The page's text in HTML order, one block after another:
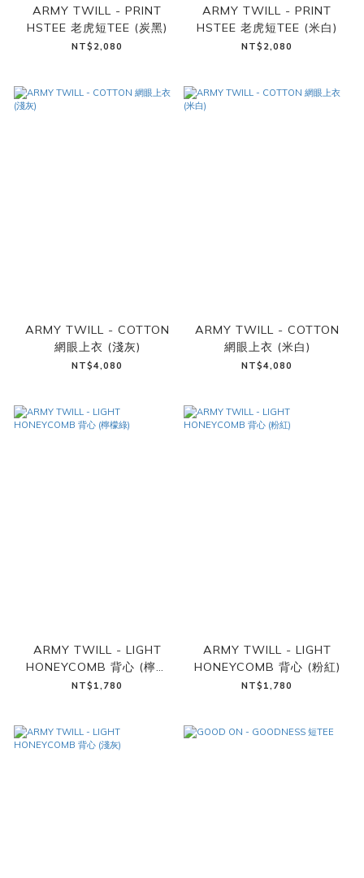
ARMY TWILL - PRINT
HSTEE 老虎短TEE (炭黑)
NT$2,080
ARMY TWILL - PRINT
HSTEE 老虎短TEE (米白)
NT$2,080
ARMY TWILL - COTTON
網眼上衣 (淺灰)
NT$4,080
ARMY TWILL - COTTON
網眼上衣 (米白)
NT$4,080
ARMY TWILL - LIGHT
HONEYCOMB 背心 (檸檬
綠)
NT$1,780
ARMY TWILL - LIGHT
HONEYCOMB 背心 (粉紅)
NT$1,780